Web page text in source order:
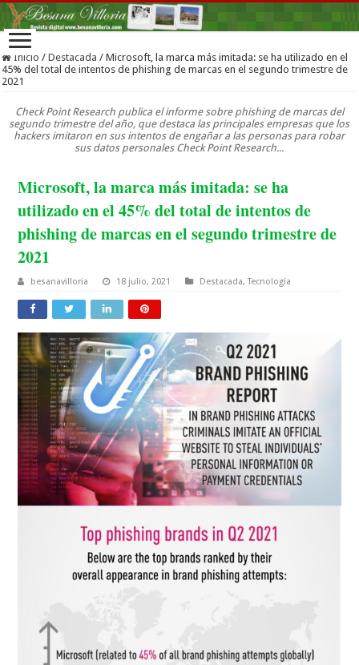
Inicio / Destacada / Microsoft, la marca más imitada: se ha utilizado en el
45% del total de intentos de phishing de marcas en el segundo trimestre de
2021
Check Point Research publica el informe sobre phishing de marcas del
segundo trimestre del año, que destaca las principales empresas que los
hackers imitaron en sus intentos de engañar a las personas para robar
sus datos personales Check Point Research...
Microsoft, la marca más imitada: se ha
utilizado en el 45% del total de intentos de
phishing de marcas en el segundo trimestre de
2021
besanavilloria 18 julio, 2021 Destacada,Tecnología